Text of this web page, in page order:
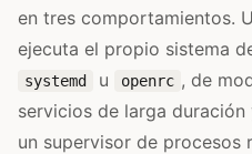
en tres comportamientos.
ejecuta el propio sistema
systemd u openrc , de
servicios de larga
un supervisor de procesos